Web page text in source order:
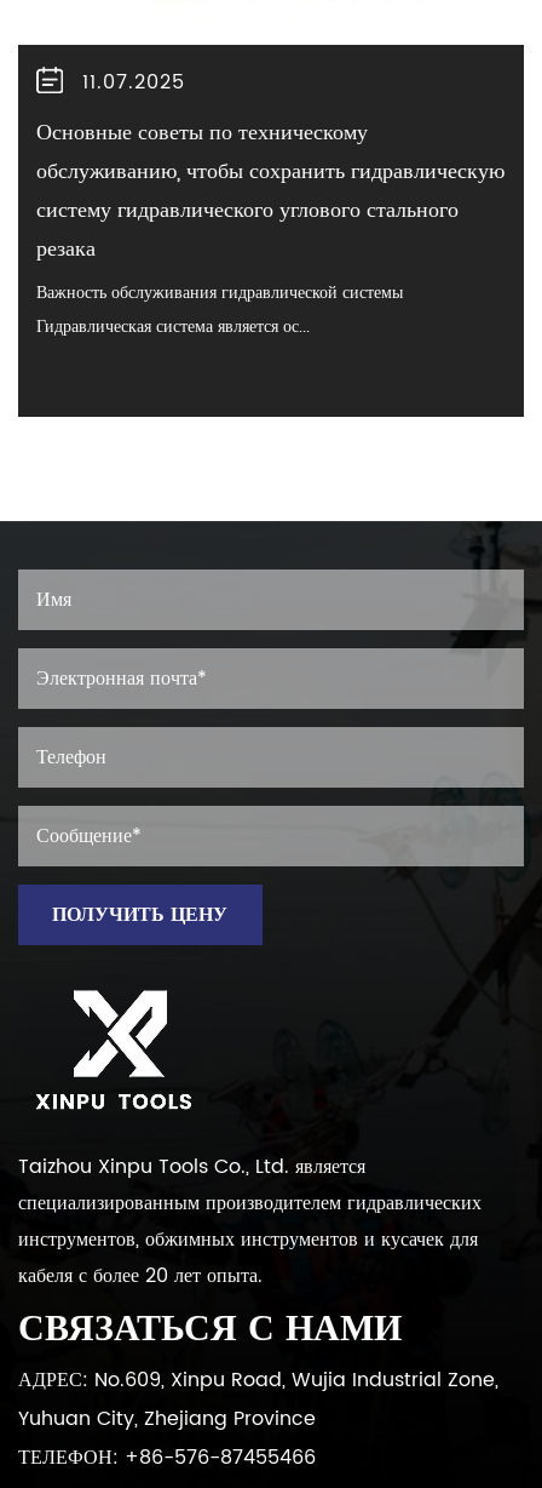
11.07.2025
Основные советы по техническому
обслуживанию, чтобы сохранить гидравлическую
систему гидравлического углового стального
резака
Важность обслуживания гидравлической системы
Гидравлическая система является ос...
ПОЛУЧИТЬ ЦЕНУ
Taizhou Xinpu Tools Co., Ltd. является
специализированным производителем гидравлических
инструментов, обжимных инструментов и кусачек для
кабеля с более 20 лет опыта.
СВЯЗАТЬСЯ С НАМИ
АДРЕС: No.609, Xinpu Road, Wujia Industrial Zone,
Yuhuan City, Zhejiang Province
ТЕЛЕФОН: +86-576-87455466